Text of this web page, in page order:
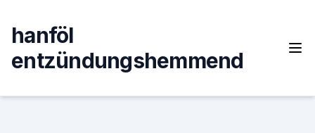
content
hanföl
entzündungshemmend